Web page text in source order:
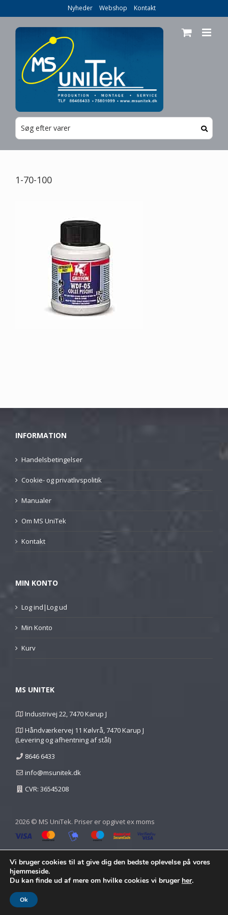
Nyheder Webshop Kontakt
1-70-100
INFORMATION
Handelsbetingelser
Cookie- og privatlivspolitik
Manualer
Om MS UniTek
Kontakt
MIN KONTO
Log ind|Log ud
Min Konto
Kurv
MS UNITEK
Industrivej 22, 7470 Karup J
Håndværkervej 11 Kølvrå, 7470 Karup J
(Levering og afhentning af stål)
8646 6433
info@msunitek.dk
CVR: 36545208
2026 © MS UniTek. Priser er opgivet ex moms
Vi bruger cookies til at give dig den bedste oplevelse på vores
hjemmeside.
Du kan finde ud af mere om hvilke cookies vi bruger her.
Ok